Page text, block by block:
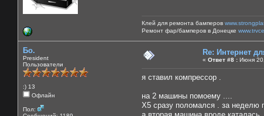
Клей для ремонта бамперов
Ремонт фар/бамперов в Донецке
Бо.
President
Пользователи
:) 13
Офлайн
Пол:
Re: Интернет
« Ответ #8 : Июня
я ставил компрессор .
на 2 машины помоему ....
Х5 сразу поломался . за неделю